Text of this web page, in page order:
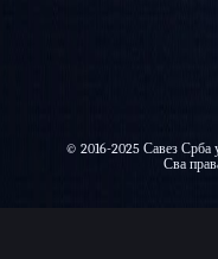
© 2016-2025 Савез Срба
Сва